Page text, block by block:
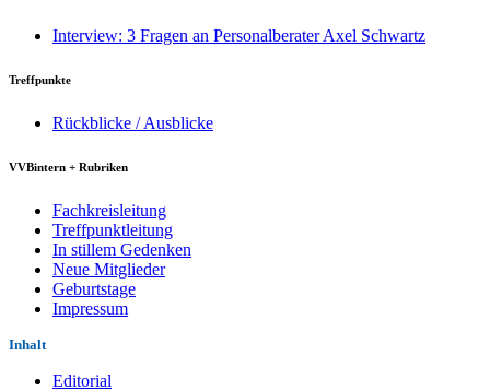
Interview: 3 Fragen an Personalberater Axel Schwartz
Treffpunkte
Rückblicke / Ausblicke
VVBintern + Rubriken
Fachkreisleitung
Treffpunktleitung
In stillem Gedenken
Neue Mitglieder
Geburtstage
Impressum
Inhalt
Editorial